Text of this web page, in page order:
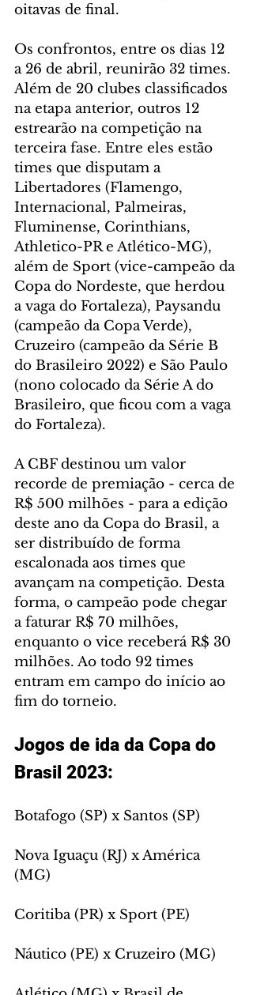
oitavas de final.
Os confrontos, entre os dias 12
a 26 de abril, reunirão 32 times.
Além de 20 clubes classificados
na etapa anterior, outros 12
estrearão na competição na
terceira fase. Entre eles estão
times que disputam a
Libertadores (Flamengo,
Internacional, Palmeiras,
Fluminense, Corinthians,
Athletico-PR e Atlético-MG),
além de Sport (vice-campeão da
Copa do Nordeste, que herdou
a vaga do Fortaleza), Paysandu
(campeão da Copa Verde),
Cruzeiro (campeão da Série B
do Brasileiro 2022) e São Paulo
(nono colocado da Série A do
Brasileiro, que ficou com a vaga
do Fortaleza).
A CBF destinou um valor
recorde de premiação - cerca de
R$ 500 milhões - para a edição
deste ano da Copa do Brasil, a
ser distribuído de forma
escalonada aos times que
avançam na competição. Desta
forma, o campeão pode chegar
a faturar R$ 70 milhões,
enquanto o vice receberá R$ 30
milhões. Ao todo 92 times
entram em campo do início ao
fim do torneio.
Jogos de ida da Copa do
Brasil 2023:
Botafogo (SP) x Santos (SP)
Nova Iguaçu (RJ) x América
(MG)
Coritiba (PR) x Sport (PE)
Náutico (PE) x Cruzeiro (MG)